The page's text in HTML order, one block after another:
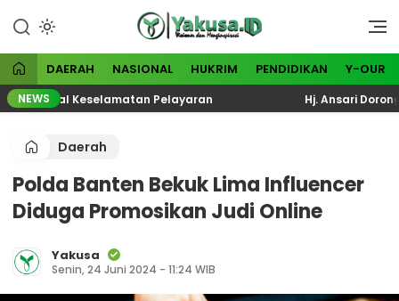
konten
Yakusa
Visioner dan Menginspirasi
DAERAH NASIONAL HUKRIM PENDIDIKAN Y-OUR
NEWS
Total Keselamatan Pelayaran Hj. Ansari Dorong
Daerah
Polda Banten Bekuk Lima Influencer
Diduga Promosikan Judi Online
Yakusa
Senin, 24 Juni 2024 - 11:24 WIB